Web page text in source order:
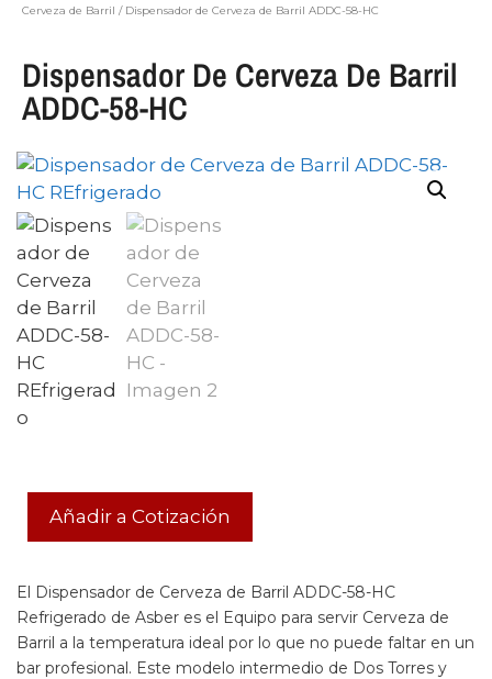
Cerveza de Barril / Dispensador de Cerveza de Barril ADDC-58-HC
Dispensador De Cerveza De Barril
ADDC-58-HC
Añadir a Cotización
El Dispensador de Cerveza de Barril ADDC-58-HC
Refrigerado de Asber es el Equipo para servir Cerveza de
Barril a la temperatura ideal por lo que no puede faltar en un
bar profesional. Este modelo intermedio de Dos Torres y